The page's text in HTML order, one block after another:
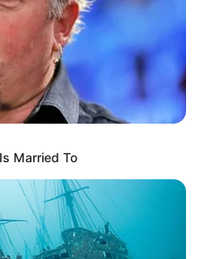
tudják: nincsenek
és szívből
ebben a nehéz
Married To